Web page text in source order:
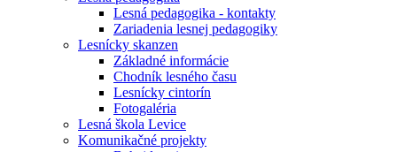
Lesná pedagogika - kontakty
Zariadenia lesnej pedagogiky
Lesnícky skanzen
Základné informácie
Chodník lesného času
Lesnícky cintorín
Fotogaléria
Lesná škola Levice
Komunikačné projekty